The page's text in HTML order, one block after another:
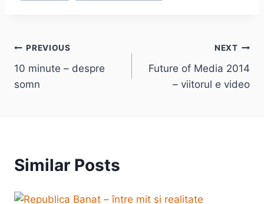
Post
navigation
PREVIOUS
10 minute – despre
somn
NEXT
Future of Media 2014
– viitorul e video
Similar Posts